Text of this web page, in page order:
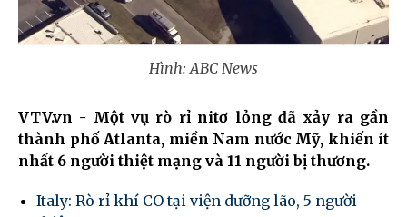
Hình: ABC News
VTV.vn - Một vụ rò rỉ nitơ lỏng đã xảy ra gần
thành phố Atlanta, miền Nam nước Mỹ, khiến ít
nhất 6 người thiệt mạng và 11 người bị thương.
Italy: Rò rỉ khí CO tại viện dưỡng lão, 5 người